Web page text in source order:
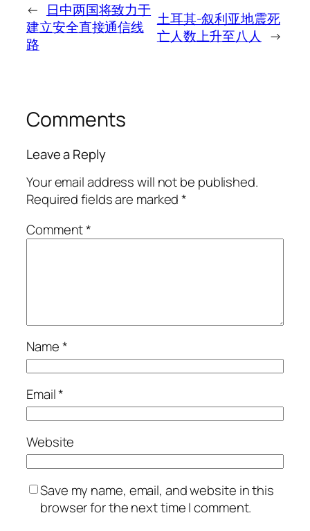
←
日中两国将致力于
建立安全直接通信线
路
土耳其-叙利亚地震死
亡人数上升至八人
→
Comments
Leave a Reply
Your email address will not be published.
Required fields are marked*
Comment*
Name*
Email*
Website
Save my name, email, and website in this
browser for the next time I comment.